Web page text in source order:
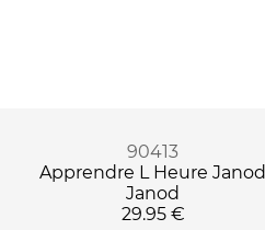
90413
Apprendre L Heure Janod
Janod
29.95 €